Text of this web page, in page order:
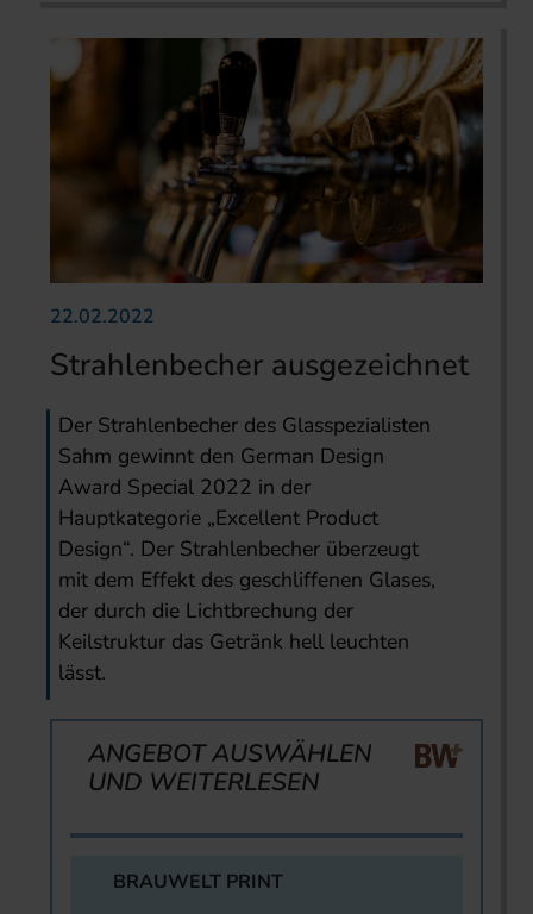
22.02.2022
Strahlenbecher ausgezeichnet
Der Strahlenbecher des Glasspezialisten
Sahm gewinnt den German Design
Award Special 2022 in der
Hauptkategorie „Excellent Product
Design“. Der Strahlenbecher überzeugt
mit dem Effekt des geschliffenen Glases,
der durch die Lichtbrechung der
Keilstruktur das Getränk hell leuchten
lässt.
ANGEBOT AUSWÄHLEN
UND WEITERLESEN
BRAUWELT PRINT